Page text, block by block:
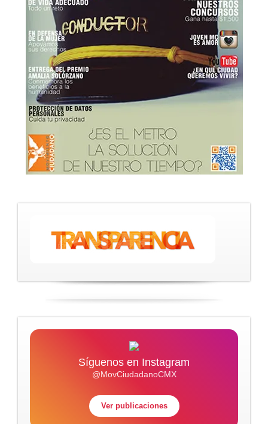
Síguenos en Instagram
@MovCiudadanoCMX
Ver publicaciones